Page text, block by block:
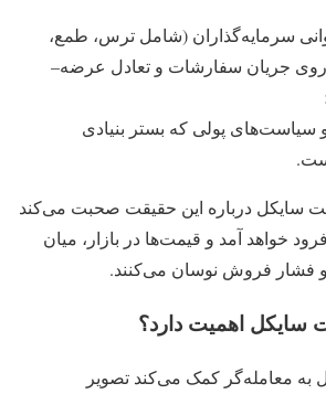
سرمایه‌گذاران (شامل ترس، طمع،
روی جریان سفارشات و تعادل عرضه–
سیاست‌های پولی که بستر بنیادی
سایکل درباره این حقیقت صحبت می‌کند
خواهد آمد و قیمت‌ها در بازار، میان
فشار فروش نوسان می‌کنند.
سایکل اهمیت دارد؟
معامله‌گر کمک می‌کند تصویر